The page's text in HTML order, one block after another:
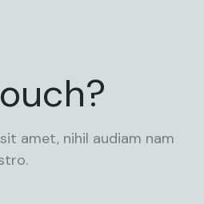
amet, nihil audiam nam